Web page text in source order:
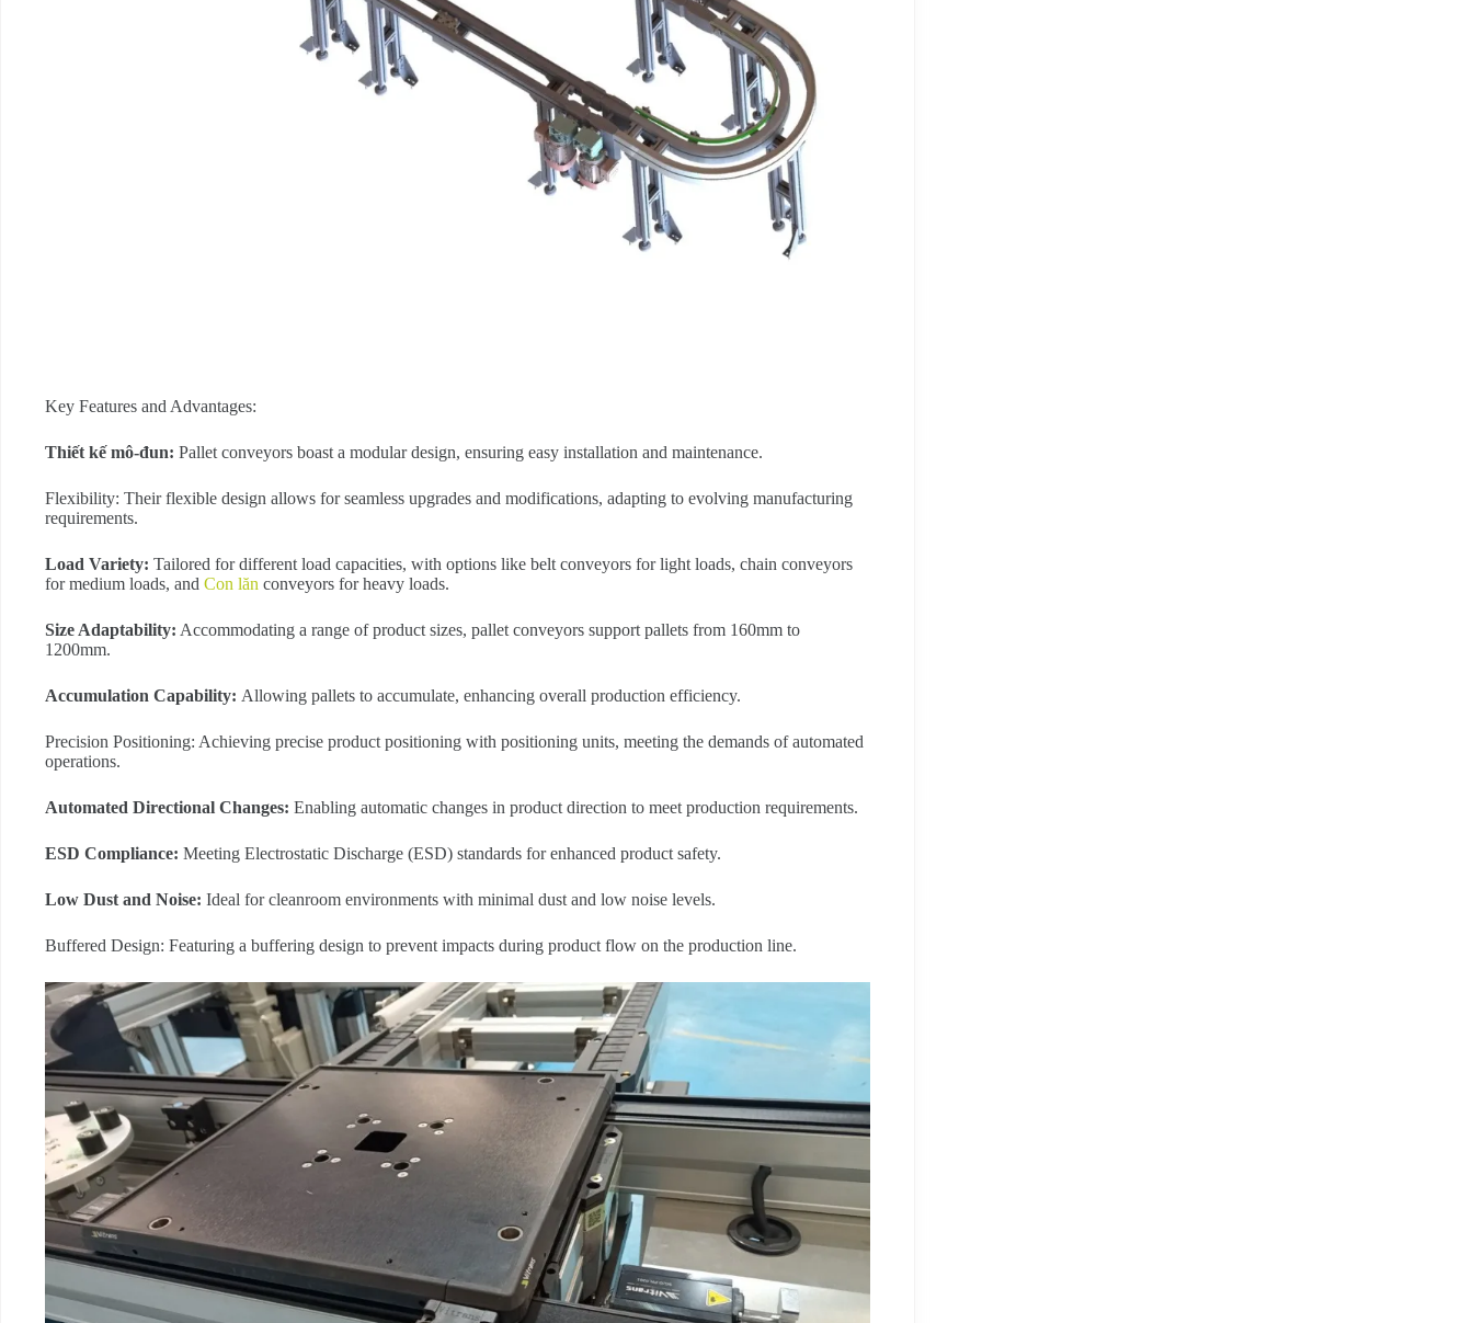
Key Features and Advantages:
Thiết kế mô-đun: Pallet conveyors boast a modular design, ensuring easy installation and maintenance.
Flexibility: Their flexible design allows for seamless upgrades and modifications, adapting to evolving manufacturing
requirements.
Load Variety: Tailored for different load capacities, with options like belt conveyors for light loads, chain conveyors
for medium loads, and Con lăn conveyors for heavy loads.
Size Adaptability: Accommodating a range of product sizes, pallet conveyors support pallets from 160mm to
1200mm.
Accumulation Capability: Allowing pallets to accumulate, enhancing overall production efficiency.
Precision Positioning: Achieving precise product positioning with positioning units, meeting the demands of automated
operations.
Automated Directional Changes: Enabling automatic changes in product direction to meet production requirements.
ESD Compliance: Meeting Electrostatic Discharge (ESD) standards for enhanced product safety.
Low Dust and Noise: Ideal for cleanroom environments with minimal dust and low noise levels.
Buffered Design: Featuring a buffering design to prevent impacts during product flow on the production line.